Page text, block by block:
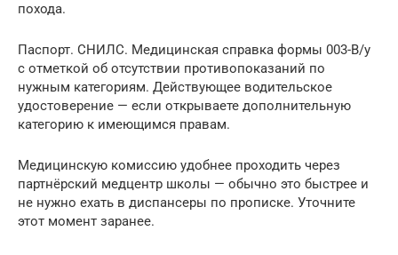
похода.
Паспорт. СНИЛС. Медицинская справка формы 003-В/у
с отметкой об отсутствии противопоказаний по
нужным категориям. Действующее водительское
удостоверение — если открываете дополнительную
категорию к имеющимся правам.
Медицинскую комиссию удобнее проходить через
партнёрский медцентр школы — обычно это быстрее и
не нужно ехать в диспансеры по прописке. Уточните
этот момент заранее.